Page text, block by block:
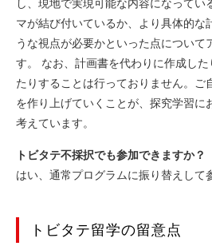
し、現地で実現可能な内容になってい
マが結び付いているか、より具体的な
うな視点が必要かといった点について
す。 なお、計画書を代わりに作成し
たりすることは行っておりません。ご
を作り上げていくことが、探究学習に
考えています。
トビタテ不採択でも参加できますか？
はい、通常プログラムに振り替えして
トビタテ留学の留意点